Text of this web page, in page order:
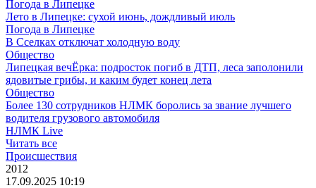
Погода в Липецке
Лето в Липецке: сухой июнь, дождливый июль
Погода в Липецке
В Сселках отключат холодную воду
Общество
Липецкая вечЁрка: подросток погиб в ДТП, леса заполонили
ядовитые грибы, и каким будет конец лета
Общество
Более 130 сотрудников НЛМК боролись за звание лучшего
водителя грузового автомобиля
НЛМК Live
Читать все
Происшествия
2012
17.09.2025 10:19